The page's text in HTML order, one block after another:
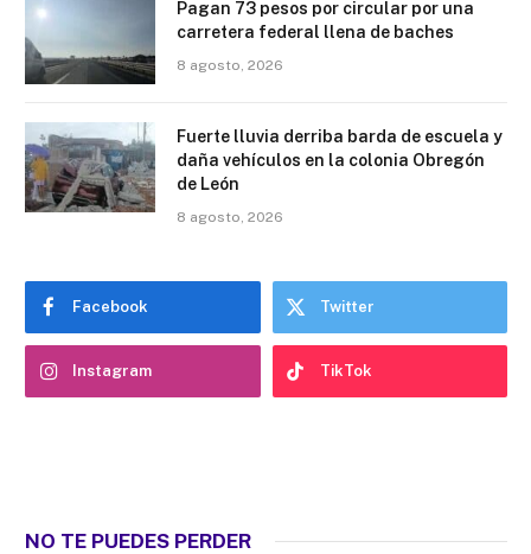
Pagan 73 pesos por circular por una
carretera federal llena de baches
8 agosto, 2026
Fuerte lluvia derriba barda de escuela y
daña vehículos en la colonia Obregón
de León
8 agosto, 2026
Facebook Twitter
Instagram TikTok
NO TE PUEDES PERDER